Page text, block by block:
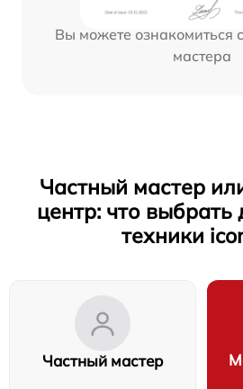
Вы можете ознакомиться
мастера
Частный мастер
центр: что выбрать
техники
Частный мастер